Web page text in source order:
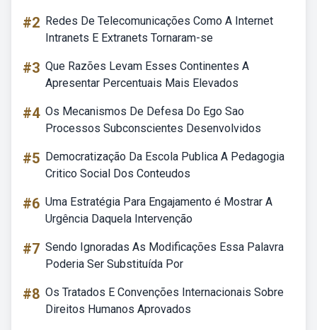
#2 Redes De Telecomunicações Como A Internet
Intranets E Extranets Tornaram-se
#3 Que Razões Levam Esses Continentes A
Apresentar Percentuais Mais Elevados
#4 Os Mecanismos De Defesa Do Ego Sao
Processos Subconscientes Desenvolvidos
#5 Democratização Da Escola Publica A Pedagogia
Critico Social Dos Conteudos
#6 Uma Estratégia Para Engajamento é Mostrar A
Urgência Daquela Intervenção
#7 Sendo Ignoradas As Modificações Essa Palavra
Poderia Ser Substituída Por
#8 Os Tratados E Convenções Internacionais Sobre
Direitos Humanos Aprovados